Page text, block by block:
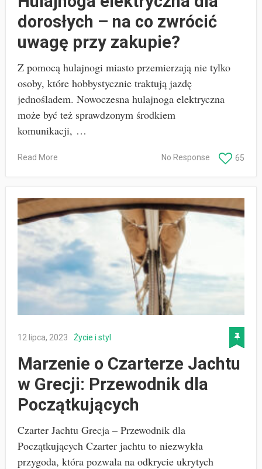
dorosłych – na co zwrócić
uwagę przy zakupie?
Z pomocą hulajnogi miasto przemierzają nie tylko
osoby, które hobbystycznie traktują jazdę
jednośladem. Nowoczesna hulajnoga elektryczna
może być też sprawdzonym środkiem
komunikacji, …
Read More 65
No Response
12 lipca, 2023 Życie i styl
Marzenie o Czarterze Jachtu
w Grecji: Przewodnik dla
Początkujących
Czarter Jachtu Grecja – Przewodnik dla
Początkujących Czarter jachtu to niezwykła
przygoda, która pozwala na odkrycie ukrytych